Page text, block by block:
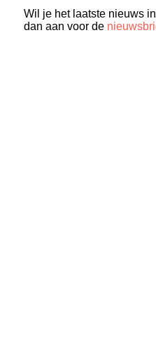
Wil je het laatste nieuws
dan aan voor de